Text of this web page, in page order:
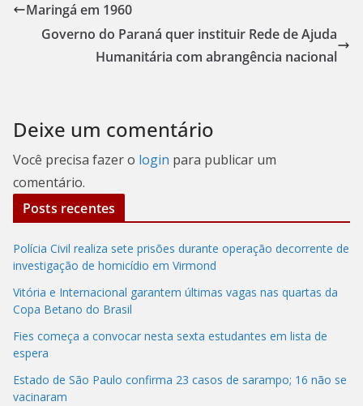
Maringá em 1960
Governo do Paraná quer instituir Rede de Ajuda
Humanitária com abrangência nacional
Deixe um comentário
Você precisa fazer o login para publicar um
comentário.
Posts recentes
Polícia Civil realiza sete prisões durante operação decorrente de
investigação de homicídio em Virmond
Vitória e Internacional garantem últimas vagas nas quartas da
Copa Betano do Brasil
Fies começa a convocar nesta sexta estudantes em lista de
espera
Estado de São Paulo confirma 23 casos de sarampo; 16 não se
vacinaram